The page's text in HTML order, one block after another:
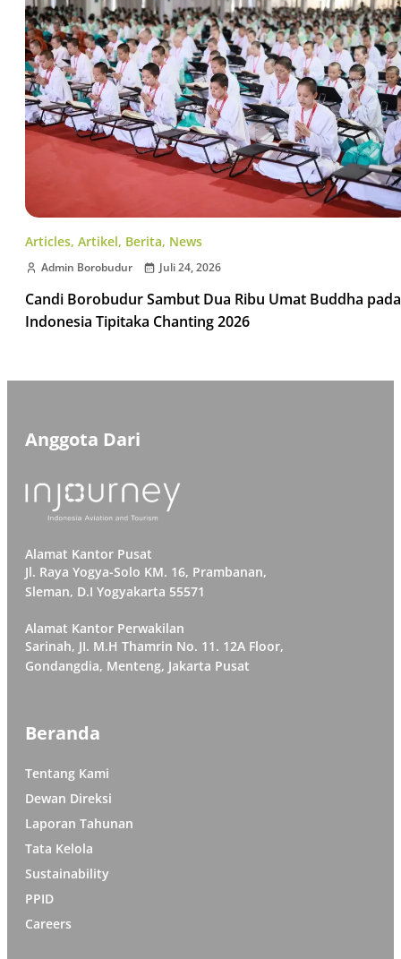
Articles, Artikel, Berita, News
Admin Borobudur Juli 24, 2026
Candi Borobudur Sambut Dua Ribu Umat Buddha pada
Indonesia Tipitaka Chanting 2026
Anggota Dari
Alamat Kantor Pusat
Jl. Raya Yogya-Solo KM. 16, Prambanan,
Sleman, D.I Yogyakarta 55571
Alamat Kantor Perwakilan
Sarinah, JI. M.H Thamrin No. 11. 12A Floor,
Gondangdia, Menteng, Jakarta Pusat
Beranda
Tentang Kami
Dewan Direksi
Laporan Tahunan
Tata Kelola
Sustainability
PPID
Careers